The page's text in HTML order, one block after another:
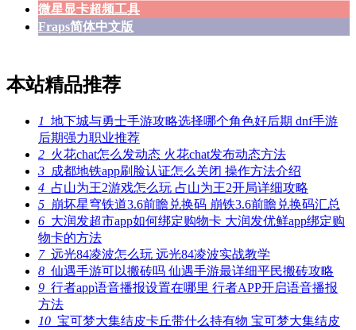
微星显卡超频工具
Fraps简体中文版
本站精品推荐
1 地下城与勇士手游攻略选择哪个角色好后期 dnf手游
后期强力职业推荐
2 火花chat怎么发动态 火花chat发布动态方法
3 成都地铁app刷脸认证怎么关闭 操作方法介绍
4 占山为王2游戏怎么玩 占山为王2开局详细攻略
5 崩坏星穹铁道3.6前瞻兑换码 崩铁3.6前瞻兑换码汇总
6 大润发超市app如何绑定购物卡 大润发优鲜app绑定购
物卡的方法
7远光84凌波怎么玩 远光84凌波实战教学
8 仙遇手游可以搬砖吗 仙遇手游最详细平民搬砖攻略
9 行者app语音播报设置在哪里 行者APP开启语音播报
方法
10 宝可梦大集结皮卡丘带什么持有物 宝可梦大集结皮